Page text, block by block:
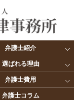
弁護士紹介
選ばれる理由
弁護士費用
弁護士コラム